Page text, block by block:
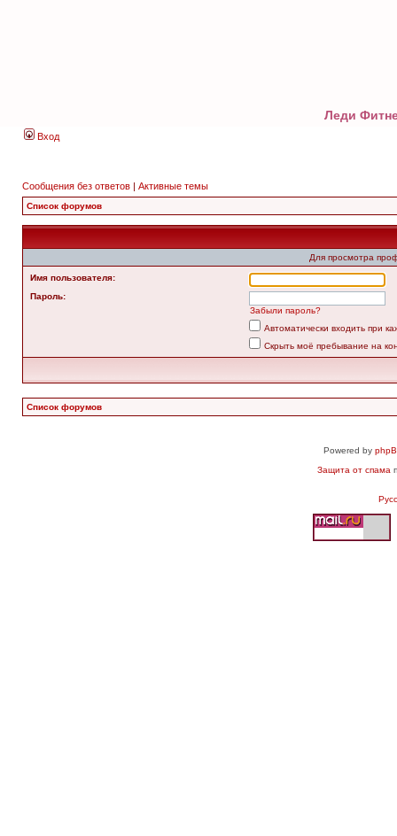
Леди
Вход
Сообщения без ответов | Активные темы
Список форумов
Для просмотра
Имя пользователя:
Пароль:
Забыли пароль?
Автоматически входить при
Скрыть моё пребывание на
Список форумов
Powered by
Защита от спама